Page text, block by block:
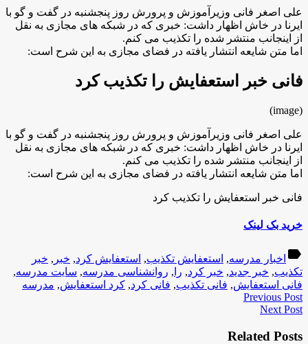
علی اصغر فانی وزیرآموزش و پرورش روز پنجشنبه در گفت و گو با
ایرنا در خاش اظهار داشت: خبری که در شبکه های مجازی به نقل
از اینجانب منتشر شده را تکذیب می کنم.
اما متن شایعه انتشار یافته در فضای مجازی به این شرح است:
فانی خبر استعفایش را تکذیب کرد
(image)
علی اصغر فانی وزیرآموزش و پرورش روز پنجشنبه در گفت و گو با
ایرنا در خاش اظهار داشت: خبری که در شبکه های مجازی به نقل
از اینجانب منتشر شده را تکذیب می کنم.
اما متن شایعه انتشار یافته در فضای مجازی به این شرح است:
فانی خبر استعفایش را تکذیب کرد
خرید بک لینک
label اخبار مدرسه, استعفایش تکذیب, استعفایش کرد, خبر , خبر
تکذیب, خبر جدید, خبر کرد, را , روانشناسی مدرسه, سایت مدرسه,
فانی استعفایش, فانی تکذیب, فانی کرد, کرد استعفایش, مدرسه
Previous Post
Next Post
Related Posts